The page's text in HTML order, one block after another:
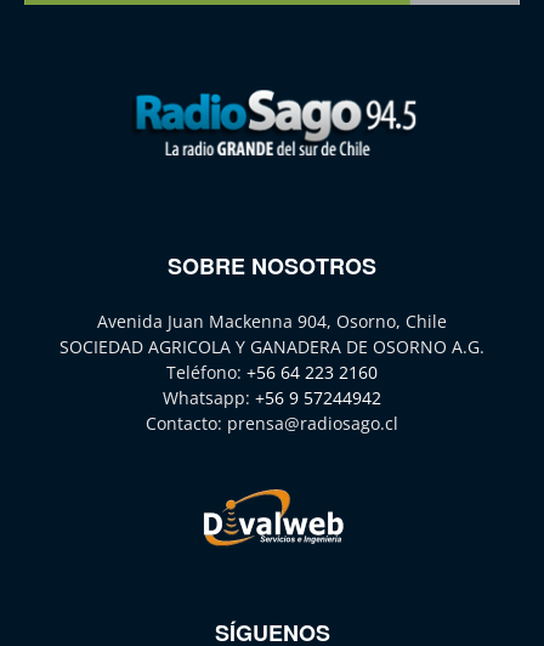
SOBRE NOSOTROS
Avenida Juan Mackenna 904, Osorno, Chile
SOCIEDAD AGRICOLA Y GANADERA DE OSORNO A.G.
Teléfono: +56 64 223 2160
Whatsapp: +56 9 57244942
Contacto: prensa@radiosago.cl
SÍGUENOS